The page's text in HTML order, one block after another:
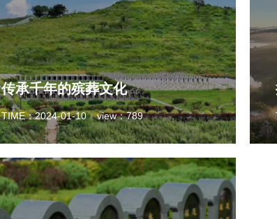
传承千年的殡葬文化
TIME：2024-01-10 view：789